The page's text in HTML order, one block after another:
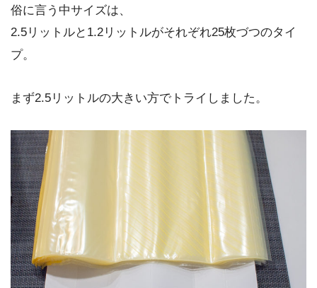
俗に言う中サイズは、
2.5リットルと1.2リットルがそれぞれ25枚づつのタイ
プ。
まず2.5リットルの大きい方でトライしました。